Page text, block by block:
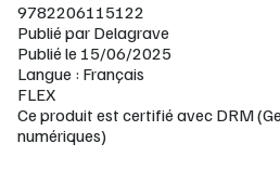
9782206115122
Publié par Delagrave
Publié le 15/06/2025
Langue : Français
FLEX
Ce produit est certifié avec DRM
numériques)